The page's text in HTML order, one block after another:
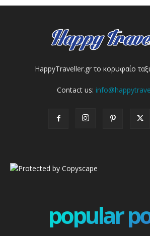
HappyTraveller.gr το κορυφαίο
Contact us:
popular